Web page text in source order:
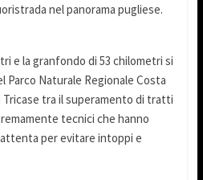
nel panorama pugliese.
e la granfondo di 53 chilometri si
Naturale Regionale Costa
tra il superamento di tratti
tecnici che hanno
per evitare intoppi e